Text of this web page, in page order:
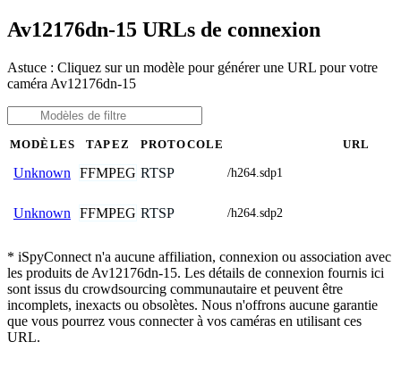
Av12176dn-15 URLs de connexion
Astuce : Cliquez sur un modèle pour générer une URL pour votre
caméra Av12176dn-15
MODÈLES TAPEZ PROTOCOLE URL
Unknown FFMPEG RTSP /h264.sdp1
Unknown FFMPEG RTSP /h264.sdp2
* iSpyConnect n'a aucune affiliation, connexion ou association avec
les produits de Av12176dn-15. Les détails de connexion fournis ici
sont issus du crowdsourcing communautaire et peuvent être
incomplets, inexacts ou obsolètes. Nous n'offrons aucune garantie
que vous pourrez vous connecter à vos caméras en utilisant ces
URL.